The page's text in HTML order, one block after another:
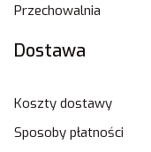
Przechowalnia
Dostawa
Koszty dostawy
Sposoby płatności